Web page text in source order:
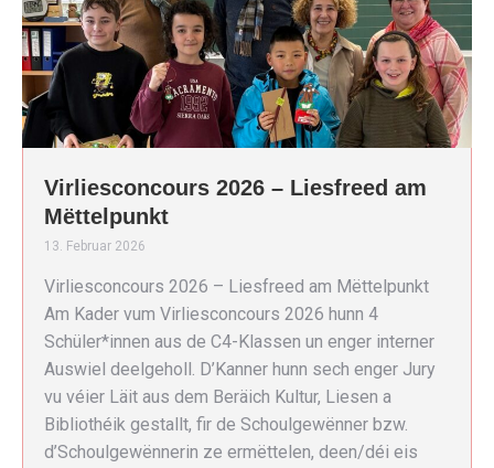
Virliesconcours 2026 – Liesfreed am
Mëttelpunkt
13. Februar 2026
Virliesconcours 2026 – Liesfreed am Mëttelpunkt
Am Kader vum Virliesconcours 2026 hunn 4
Schüler*innen aus de C4-Klassen un enger interner
Auswiel deelgeholl. D’Kanner hunn sech enger Jury
vu véier Läit aus dem Beräich Kultur, Liesen a
Bibliothéik gestallt, fir de Schoulgewënner bzw.
d’Schoulgewënnerin ze ermëttelen, deen/déi eis